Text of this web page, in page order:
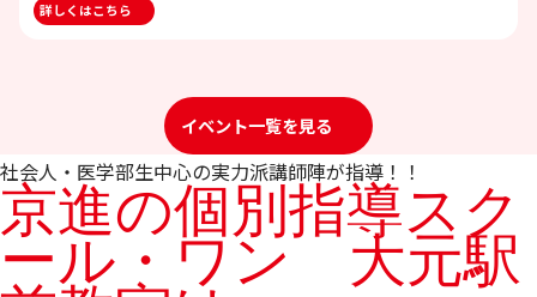
詳しくはこちら
イベント一覧を見る
社会人・医学部生中心の実力派講師陣が指導！！
京進の個別指導スク
ール・ワン 大元駅